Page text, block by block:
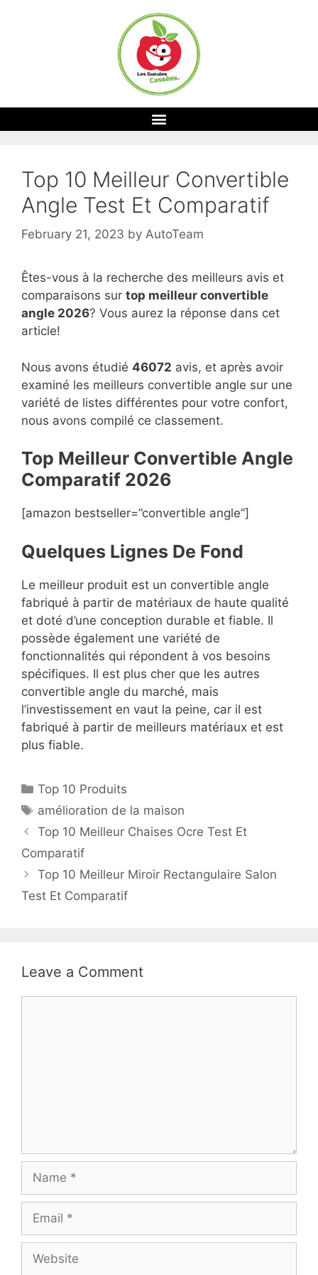
Top 10 Meilleur Convertible
Angle Test Et Comparatif
February 21, 2023 by AutoTeam
Êtes-vous à la recherche des meilleurs avis et
comparaisons sur top meilleur convertible
angle 2026? Vous aurez la réponse dans cet
article!
Nous avons étudié 46072 avis, et après avoir
examiné les meilleurs convertible angle sur une
variété de listes différentes pour votre confort,
nous avons compilé ce classement.
Top Meilleur Convertible Angle
Comparatif 2026
[amazon bestseller=”convertible angle”]
Quelques Lignes De Fond
Le meilleur produit est un convertible angle
fabriqué à partir de matériaux de haute qualité
et doté d’une conception durable et fiable. Il
possède également une variété de
fonctionnalités qui répondent à vos besoins
spécifiques. Il est plus cher que les autres
convertible angle du marché, mais
l’investissement en vaut la peine, car il est
fabriqué à partir de meilleurs matériaux et est
plus fiable.
Top 10 Produits
amélioration de la maison
Top 10 Meilleur Chaises Ocre Test Et
Comparatif
Top 10 Meilleur Miroir Rectangulaire Salon
Test Et Comparatif
Leave a Comment